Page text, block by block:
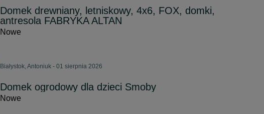
Domek drewniany, letniskowy, 4x6, FOX, domki,
antresola FABRYKA ALTAN
Nowe
Białystok, Antoniuk - 01 sierpnia 2026
Domek ogrodowy dla dzieci Smoby
Nowe